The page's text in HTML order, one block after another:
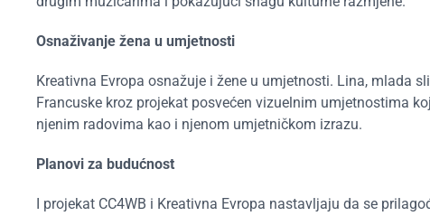
Osnaživanje žena u umjetnosti
Kreativna Evropa osnažuje i žene u umjetnosti. Lina, mlada
Francuske kroz projekat posvećen vizuelnim umjetnostima
njenim radovima kao i njenom umjetničkom izrazu.
Planovi za budućnost
I projekat CC4WB i Kreativna Evropa nastavljaju da se